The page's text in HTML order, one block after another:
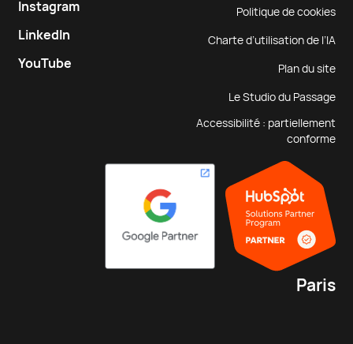
Instagram
LinkedIn
YouTube
Paris
Politique de cookies
Charte d’utilisation de l’IA
Plan du site
Le Studio du Passage
Accessibilité : partiellement
conforme